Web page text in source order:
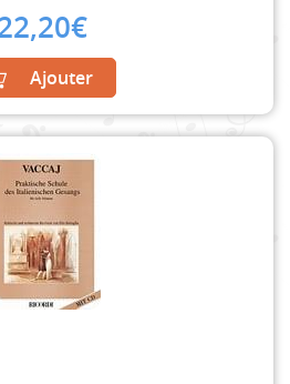
€
Ajouter